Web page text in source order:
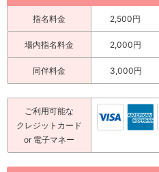
指名料金 2,500円
場内指名料金 2,000円
同伴料金 3,000円
ご利用可能な
クレジットカード
or 電子マネー